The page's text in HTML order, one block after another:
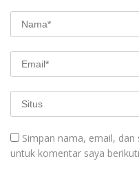
Simpan nama, email,
untuk komentar saya